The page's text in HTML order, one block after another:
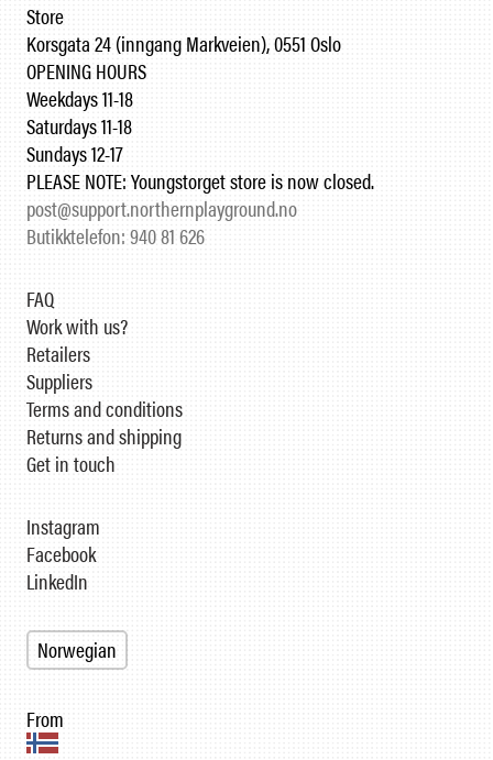
Store
Korsgata 24 (inngang Markveien), 0551 Oslo
OPENING HOURS
Weekdays 11-18
Saturdays 11-18
Sundays 12-17
PLEASE NOTE: Youngstorget store is now closed.
post@support.northernplayground.no
Butikktelefon: 940 81 626
FAQ
Work with us?
Retailers
Suppliers
Terms and conditions
Returns and shipping
Get in touch
From
Instagram
Facebook
LinkedIn
Norwegian